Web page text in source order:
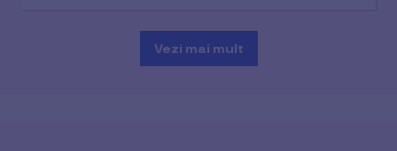
Vezi mai mult